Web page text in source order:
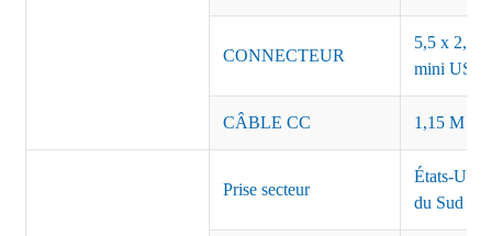
CONNECTEUR
5,5 x 2,5,
mini USB
CÂBLE CC 1,15 M ou
Prise secteur
États-Unis
du Sud